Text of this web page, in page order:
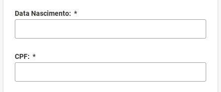
Data Nascimento: *
CPF: *